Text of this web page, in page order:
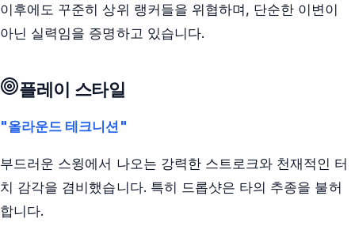
이후에도 꾸준히 상위 랭커들을 위협하며, 단순한 이변이
아닌 실력임을 증명하고 있습니다.
플레이 스타일
"올라운드 테크니션"
부드러운 스윙에서 나오는 강력한 스트로크와 천재적인 터
치 감각을 겸비했습니다. 특히 드롭샷은 타의 추종을 불허
합니다.